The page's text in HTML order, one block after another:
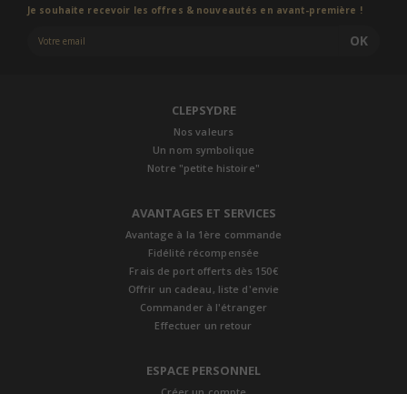
Je souhaite recevoir les offres & nouveautés en avant-première !
OK
CLEPSYDRE
Nos valeurs
Un nom symbolique
Notre "petite histoire"
AVANTAGES ET SERVICES
Avantage à la 1ère commande
Fidélité récompensée
Frais de port offerts dès 150€
Offrir un cadeau, liste d'envie
Commander à l'étranger
Effectuer un retour
ESPACE PERSONNEL
Créer un compte